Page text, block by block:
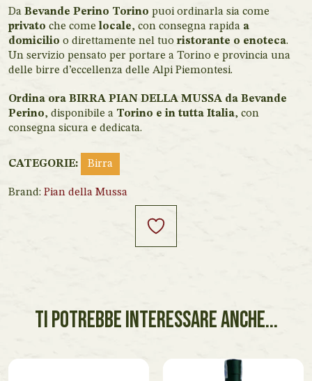
Da Bevande Perino Torino puoi ordinarla sia come
privato che comelocale, con consegna rapida a
domicilio o direttamente nel tuoristorante o enoteca.
Un servizio pensato per portare a Torino e provincia una
delle birre d’eccellenza delle Alpi Piemontesi.
Ordina ora BIRRA PIAN DELLA MUSSA da Bevande
Perino, disponibile a Torino e in tutta Italia, con
consegna sicura e dedicata.
CATEGORIE: Birra
Brand: Pian della Mussa
TI POTREBBE INTERESSARE ANCHE...